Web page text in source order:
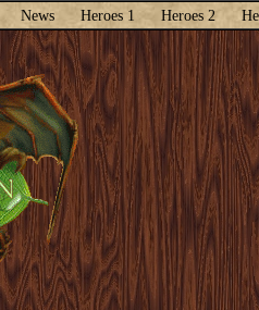
News Heroes 1 Heroes 2